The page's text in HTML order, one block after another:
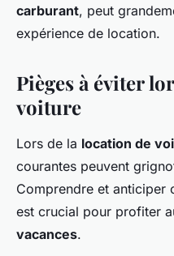
carburant, peut
expérience de location.
Pièges à éviter
voiture
Lors de la location de
courantes peuvent
Comprendre et anticiper
est crucial pour profiter
vacances.